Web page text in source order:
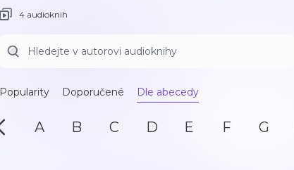
4 audioknih
Popularity Doporučené Dle abecedy
A B C D E F G